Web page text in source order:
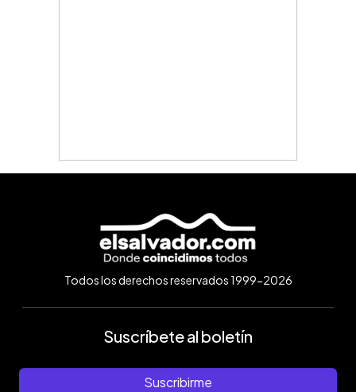
Todos los derechos reservados 1999-2026
Suscríbete al boletín
Suscribirme